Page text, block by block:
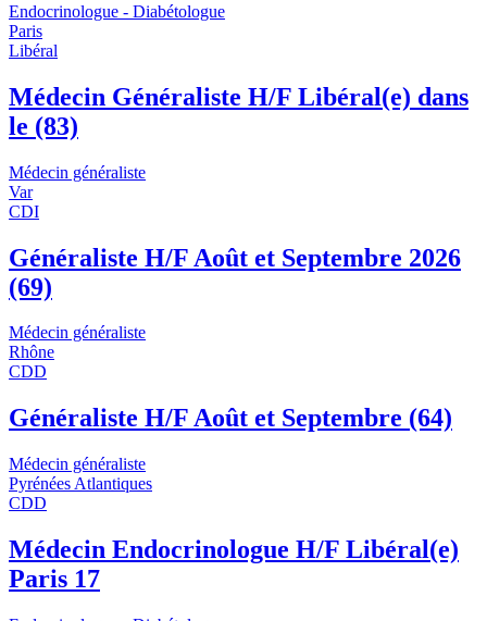
Endocrinologue - Diabétologue
Paris
Libéral
Médecin Généraliste H/F Libéral(e) dans
le (83)
Médecin généraliste
Var
CDI
Généraliste H/F Août et Septembre 2026
(69)
Médecin généraliste
Rhône
CDD
Généraliste H/F Août et Septembre (64)
Médecin généraliste
Pyrénées Atlantiques
CDD
Médecin Endocrinologue H/F Libéral(e)
Paris 17